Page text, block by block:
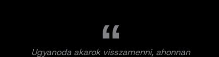
Ugyanoda akarok visszamenni, ahonnan